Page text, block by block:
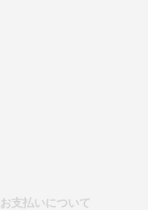
お支払いについて